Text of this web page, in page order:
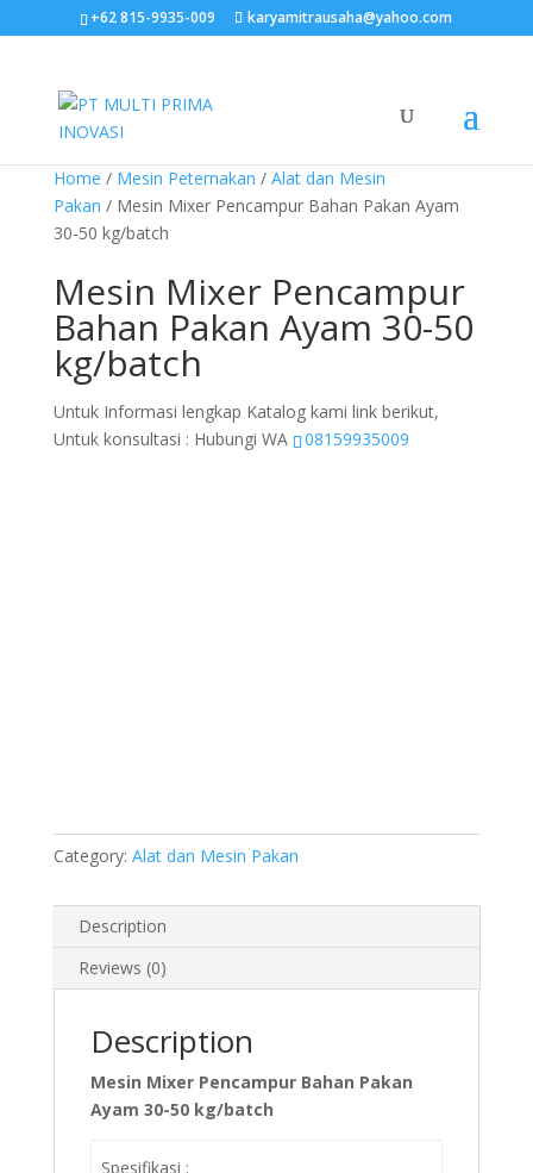
+62 815-9935-009 karyamitrausaha@yahoo.com
Home / Mesin Peternakan / Alat dan Mesin
Pakan / Mesin Mixer Pencampur Bahan Pakan Ayam
30-50 kg/batch
Mesin Mixer Pencampur
Bahan Pakan Ayam 30-50
kg/batch
Untuk Informasi lengkap Katalog kami link berikut,
Untuk konsultasi : Hubungi WA
08159935009
Category: Alat dan Mesin Pakan
Description
Reviews (0)
Description
Mesin Mixer Pencampur Bahan Pakan
Ayam 30-50 kg/batch
Spesifikasi :